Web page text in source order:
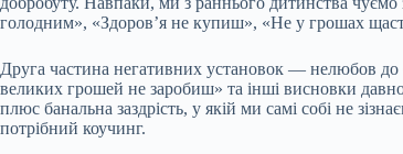
голодним», «Здоров’я не купиш», «Не у грошах
Друга частина негативних установок — нелюбов до
великих грошей не заробиш» та інші висновки
плюс банальна заздрість, у якій ми самі собі не
потрібний коучинг.